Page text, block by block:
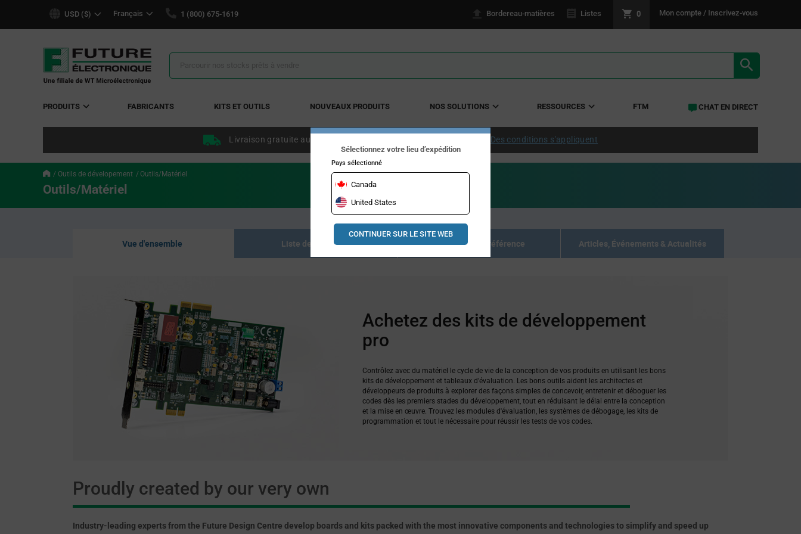
USD ($) Français 1 (800) 675-1619 Bordereau-matières Listes 0 Mon compte / Inscrivez-vous
Résultats
la
PRODUITS FABRICANTS KITS ET OUTILS NOUVEAUX PRODUITS NOS SOLUTIONS RESSOURCES FTM CHAT EN DIRECT
Livraison gratuite aux États-Unis continentaux à partir de 50 $ US. Des conditions s'appliquent
Outils de dévelopement Outils/Matériel
Outils/Matériel
Vue d'ensemble Liste des produits Documents de référence Articles, Événements & Actualités
Achetez des kits de développement
pro
Contrôlez avec du matériel le cycle de vie de la conception de vos produits en utilisant les bons
kits de développement et tableaux d'évaluation. Les bons outils aident les architectes et
développeurs de produits à explorer des façons simples de concevoir, entretenir et déboguer les
codes dès les premiers stades du développement, tout en réduisant le délai entre la conception
et la mise en œuvre. Trouvez les modules d'évaluation, les systèmes de débogage, les kits de
programmation et tout le nécessaire pour réussir les tests de vos codes.
Proudly created by our very own
Industry-leading experts from the Future Design Centre develop boards and kits packed with the most innovative components and technologies to simplify and speed up
Sélectionnez votre lieu d’expédition
Pays sélectionné
Canada
United States
CONTINUER SUR LE SITE WEB